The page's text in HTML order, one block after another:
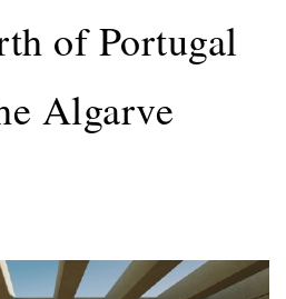
of Portugal
Algarve